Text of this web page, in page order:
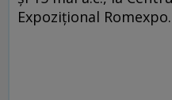
Expoziţional Romexpo.